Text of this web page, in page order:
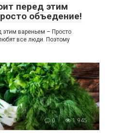
перед этим
объедение!
этим вареньем – Просто
все люди. Поэтому
0 1 945